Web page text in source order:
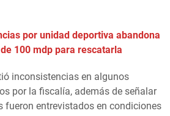
por unidad deportiva abandona
100 mdp para rescatarla
inconsistencias en algunos
por la fiscalía, además de señalar
fueron entrevistados en condiciones